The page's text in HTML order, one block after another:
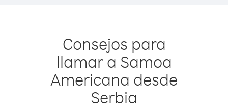
Consejos para
llamar a Samoa
Americana desde
Serbia